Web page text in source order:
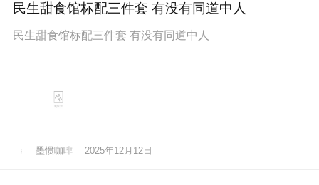
民生甜食馆标配三件套 有没有同道中人
民生甜食馆标配三件套 有没有同道中人
墨惯咖啡 2025年12月12日